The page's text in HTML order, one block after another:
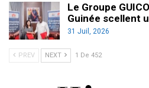
Le Groupe
Guinée scellent
31 Juil, 2026
PREV NEXT 1 De 452